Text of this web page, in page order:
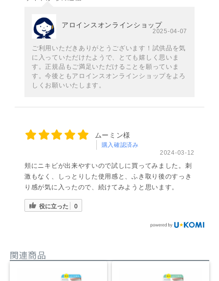
アロインスオンラインショップ
2025-04-07
ご利用いただきありがとうございます！試供品を気
に入っていただけたようで、とても嬉しく思いま
す。正規品もご満足いただけることを願っていま
す。今後ともアロインスオンラインショップをよろ
しくお願いいたします。
ムーミン様
購入確認済み
2024-03-12
頬にニキビが出来やすいので試しに買ってみました。刺
激もなく、しっとりした使用感と、ふき取り後のすっき
り感が気に入ったので、続けてみようと思います。
役に立った 0
関連商品